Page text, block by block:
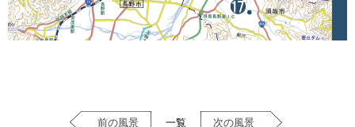
前の風景 一覧 次の風景